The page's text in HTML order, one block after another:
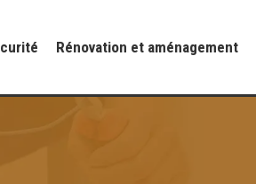
Rénovation et aménagement